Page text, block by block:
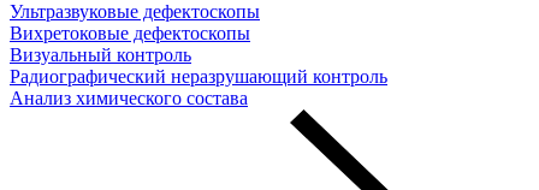
Ультразвуковые дефектоскопы
Вихретоковые дефектоскопы
Визуальный контроль
Радиографический неразрушающий контроль
Анализ химического состава